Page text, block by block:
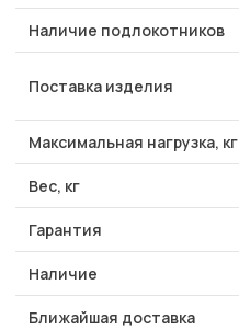
Наличие подлокотников
Поставка изделия
Максимальная нагрузка, кг
Вес, кг
Гарантия
Наличие
Ближайшая доставка